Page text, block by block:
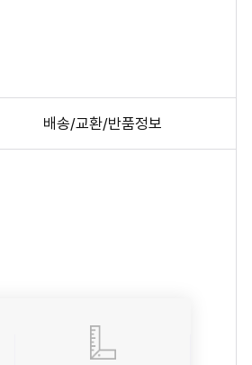
배송/교환/반품정보